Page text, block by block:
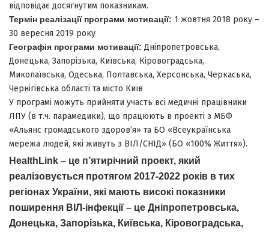
відповідає досягнутим показникам.
Термін реалізації програми мотивації: 1 жовтня 2018 року –
30 вересня 2019 року
Географія програми мотивації: Дніпропетровська,
Донецька, Запорізька, Київська, Кіровоградська,
Миколаївська, Одеська, Полтавська, Херсонська, Черкаська,
Чернігівська області та місто Київ
У програмі можуть прийняти участь всі медичні працівники
ЛПУ (в т.ч. парамедики), що працюють в проекті з МБФ
«Альянс громадського здоров’я» та БО «Всеукраїнська
мережа людей, які живуть з ВІЛ/СНІД» (БО «100% Життя»).
HealthLink – це п’ятирічний проект, який
реалізовується протягом 2017-2022 років в тих
регіонах України, які мають високі показники
поширення ВІЛ-інфекції – це Дніпропетровська,
Донецька, Запорізька, Київська, Кіровоградська,